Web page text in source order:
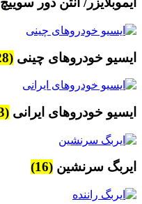
ایسیو خودروهای چینی (128)
ایسیو خودروهای ایرانی (43)
ایربگ سرنشین (16)